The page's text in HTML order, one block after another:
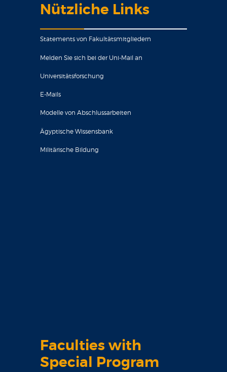
Nützliche Links
Statements von Fakultätsmitgliedern
Melden Sie sich bei der Uni-Mail an
Universitätsforschung
E-Mails
Modelle von Abschlussarbeiten
Ägyptische Wissensbank
Militärische Bildung
Faculties with
Special Program